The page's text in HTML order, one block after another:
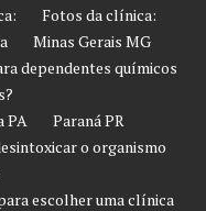
Fotos da clínica:
Minas Gerais MG
dependentes químicos
PA
Paraná PR
o organismo
escolher uma clínica